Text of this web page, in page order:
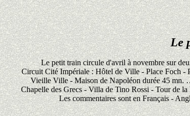
Le
Le petit train circule d'avril à novembre sur
Circuit Cité Impériale : Hôtel de Ville - Place Foch -
Vieille Ville - Maison de Napoléon durée 45 mn.
Chapelle des Grecs - Villa de Tino Rossi - Tour de
Les commentaires sont en Français -